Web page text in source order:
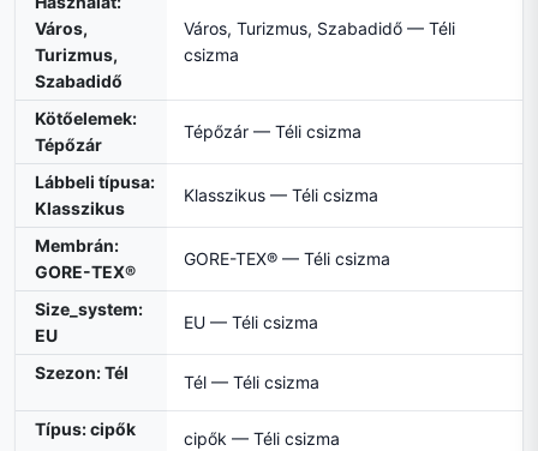
Város,
Turizmus,
Szabadidő
Város, Turizmus, Szabadidő — Téli
csizma
Kötőelemek:
Tépőzár
Tépőzár — Téli csizma
Lábbeli típusa:
Klasszikus
Klasszikus — Téli csizma
Membrán:
GORE-TEX®
GORE-TEX® — Téli csizma
Size_system:
EU
EU — Téli csizma
Szezon: Tél Tél — Téli csizma
Típus: cipők cipők — Téli csizma